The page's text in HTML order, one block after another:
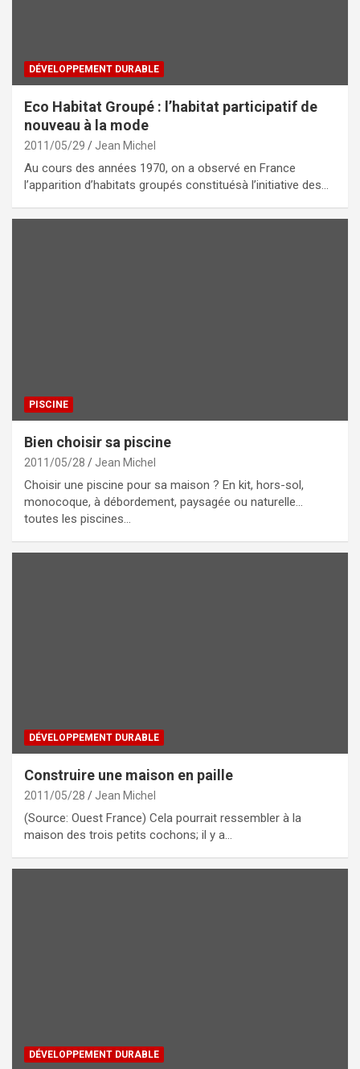
DÉVELOPPEMENT DURABLE
Eco Habitat Groupé : l’habitat participatif de
nouveau à la mode
2011/05/29 Jean Michel
Au cours des années 1970, on a observé en France
l’apparition d’habitats groupés constituésà l’initiative des…
PISCINE
Bien choisir sa piscine
2011/05/28 Jean Michel
Choisir une piscine pour sa maison ? En kit, hors-sol,
monocoque, à débordement, paysagée ou naturelle…
toutes les piscines…
DÉVELOPPEMENT DURABLE
Construire une maison en paille
2011/05/28 Jean Michel
(Source: Ouest France) Cela pourrait ressembler à la
maison des trois petits cochons; il y a…
DÉVELOPPEMENT DURABLE